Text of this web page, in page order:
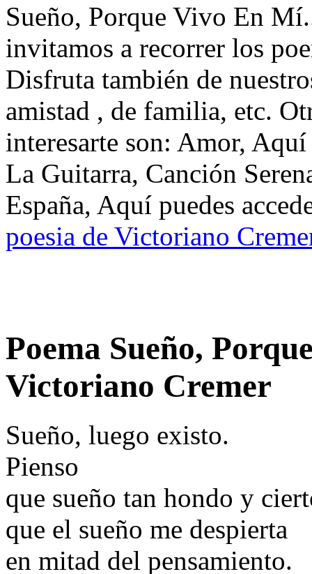
Sueño, Porque Vivo En
invitamos a recorrer los
Disfruta también de
amistad , de familia, etc.
interesarte son: Amor,
La Guitarra, Canción
España, Aquí puedes
poesia de Victoriano
Poema Sueño,
Victoriano Cremer
Sueño, luego existo.
Pienso
que sueño tan hondo y
que el sueño me despierta
en mitad del pensamiento.